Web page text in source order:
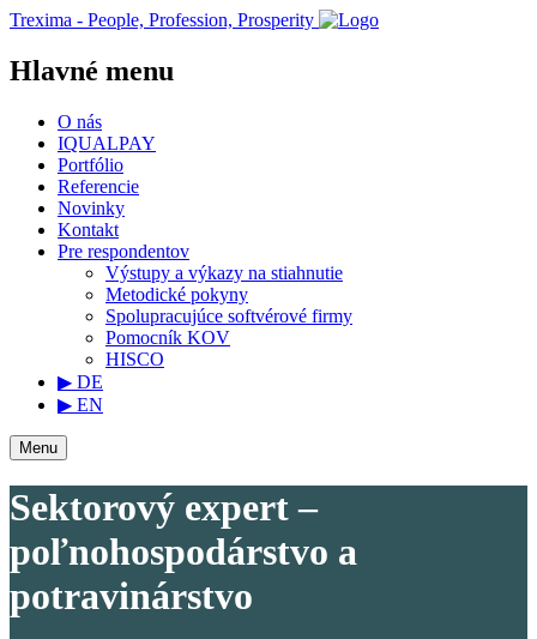
Trexima - People, Profession, Prosperity
Hlavné menu
O nás
IQUALPAY
Portfólio
Referencie
Novinky
Kontakt
Pre respondentov
Výstupy a výkazy na stiahnutie
Metodické pokyny
Spolupracujúce softvérové firmy
Pomocník KOV
HISCO
▶ DE
▶ EN
Menu
Sektorový expert –
poľnohospodárstvo a
potravinárstvo